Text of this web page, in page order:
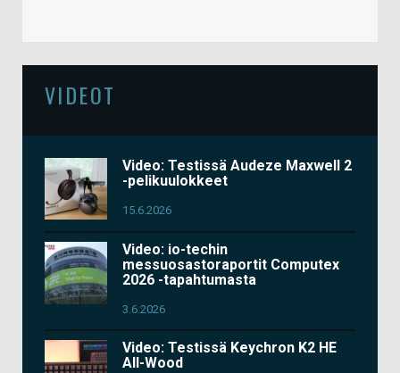
VIDEOT
Video: Testissä Audeze Maxwell 2
-pelikuulokkeet
15.6.2026
Video: io-techin
messuosastoraportit Computex
2026 -tapahtumasta
3.6.2026
Video: Testissä Keychron K2 HE
All-Wood